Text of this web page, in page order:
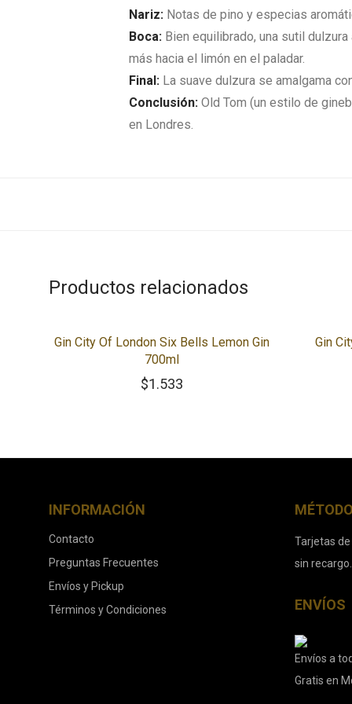
Nariz: Notas de pino y especias
Boca: Bien equilibrado, una sutil
más hacia el limón en el paladar.
Final: La suave dulzura se amalgama
Conclusión: Old Tom (un estilo de
en Londres.
Productos relacionados
Gin City Of London Six Bells Lemon Gin
700ml
$1.533
Gin
INFORMACIÓN
Contacto
Preguntas Frecuentes
Envíos y Pickup
Términos y Condiciones
Tarjetas
sin
ENVÍOS
Envíos a
Gratis en